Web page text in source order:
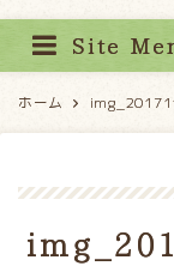
Site
ホーム